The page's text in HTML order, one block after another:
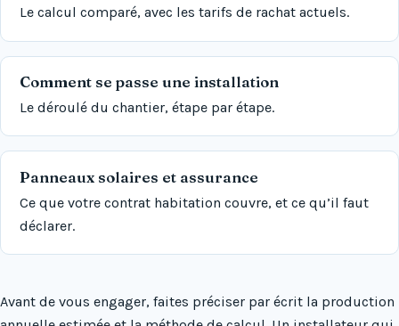
Le calcul comparé, avec les tarifs de rachat actuels.
Comment se passe une installation
Le déroulé du chantier, étape par étape.
Panneaux solaires et assurance
Ce que votre contrat habitation couvre, et ce qu’il faut
déclarer.
Avant de vous engager, faites préciser par écrit la production